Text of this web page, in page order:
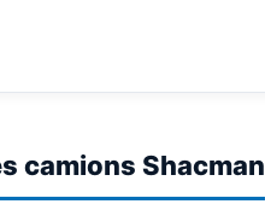
camions Shacman